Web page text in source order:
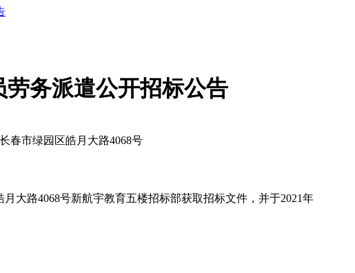
务派遣公开招标公告
春市绿园区皓月大路4068号
大路4068号新航宇教育五楼招标部获取招标文件，并于2021年